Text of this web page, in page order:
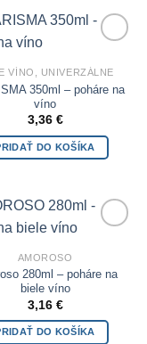
Wishlist
VÍNO, UNIVERZÁLNE
350ml – poháre na
víno
3,36 €
DO KOŠÍKA
AMOROSO
280ml – poháre na
biele víno
3,16 €
DO KOŠÍKA